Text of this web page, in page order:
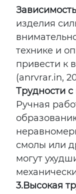
изделия
технике и
привести к
(anrvrar.in,
Трудности
Ручная
смолы или
могут
3.Высокая